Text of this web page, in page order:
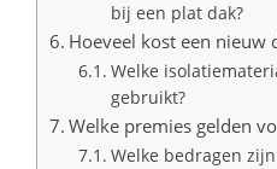
bij een plat dak?
Hoeveel kost een nieuw
Welke
gebruikt?
Welke premies gelden
Welke bedragen